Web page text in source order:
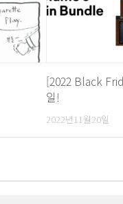
[2022 Black
일!
2022년11월20일